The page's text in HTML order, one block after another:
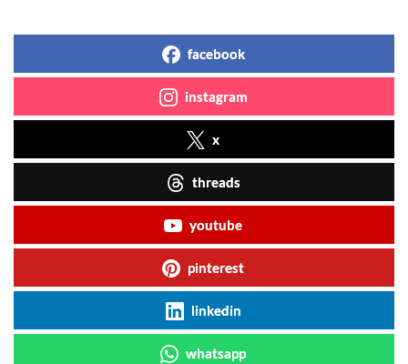
facebook
instagram
x
threads
youtube
pinterest
linkedin
whatsapp